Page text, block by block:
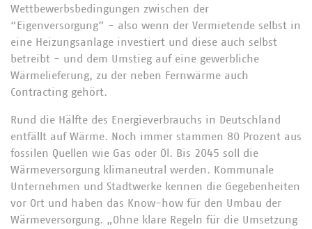
Wettbewerbsbedingungen zwischen der
“Eigenversorgung” - also wenn der Vermietende selbst in
eine Heizungsanlage investiert und diese auch selbst
betreibt - und dem Umstieg auf eine gewerbliche
Wärmelieferung, zu der neben Fernwärme auch
Contracting gehört.
Rund die Hälfte des Energieverbrauchs in Deutschland
entfällt auf Wärme. Noch immer stammen 80 Prozent aus
fossilen Quellen wie Gas oder Öl. Bis 2045 soll die
Wärmeversorgung klimaneutral werden. Kommunale
Unternehmen und Stadtwerke kennen die Gegebenheiten
vor Ort und haben das Know-how für den Umbau der
Wärmeversorgung. „Ohne klare Regeln für die Umsetzung